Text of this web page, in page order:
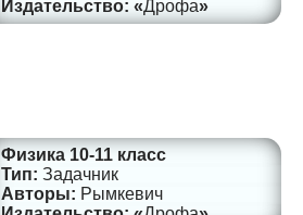
Дрофа
Физика 10-11 класс
Задачник
Рымкевич